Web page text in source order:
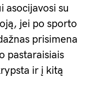
asocijavosi su
jei po sporto
prisimena
pastaraisiais
ir į kitą